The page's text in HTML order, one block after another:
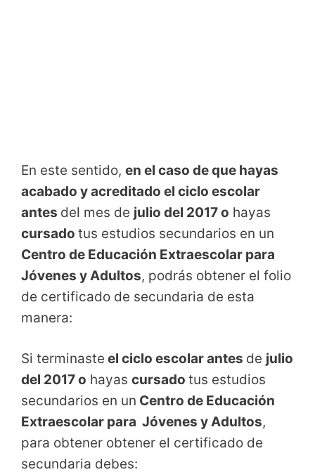
En este sentido, en el caso de que hayas
acabado y acreditado el ciclo escolar
antes del mes de julio del 2017 o hayas
cursado tus estudios secundarios en un
Centro de Educación Extraescolar para
Jóvenes y Adultos, podrás obtener el folio
de certificado de secundaria de esta
manera:
Si terminaste el ciclo escolar antes de julio
del 2017 o hayas cursado tus estudios
secundarios en un Centro de Educación
Extraescolar para Jóvenes y Adultos,
para obtener obtener el certificado de
secundaria debes: